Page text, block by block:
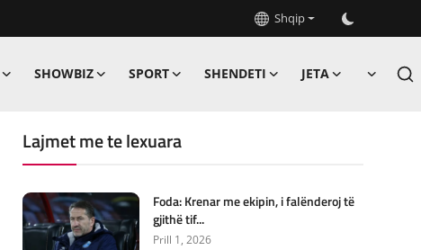
Shqip
SHOWBIZ SPORT SHENDETI JETA
Lajmet me te lexuara
Foda: Krenar me ekipin, i falënderoj të
gjithë tif...
Prill 1, 2026